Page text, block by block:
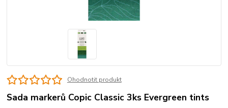
Ohodnotit produkt
Sada markerů Copic Classic 3ks Evergreen tints